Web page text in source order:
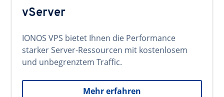
vServer
IONOS VPS bietet Ihnen die Performance
starker Server-Ressourcen mit kostenlosem
und unbegrenztem Traffic.
Mehr erfahren